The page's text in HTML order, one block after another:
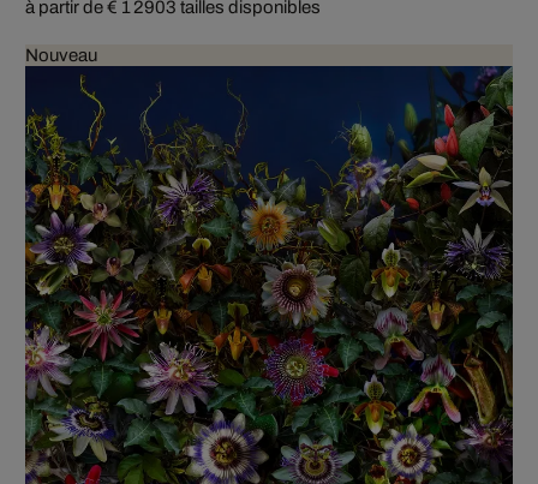
à partir de € 1 2903 tailles disponibles
Nouveau